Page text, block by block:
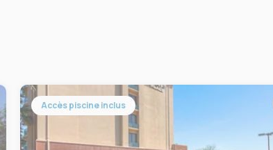
Accès piscine inclus